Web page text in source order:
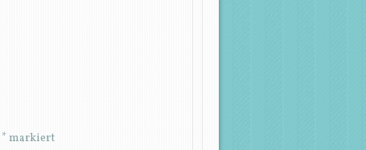
*markiert